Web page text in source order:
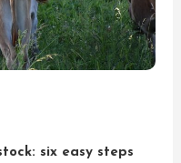
six easy steps